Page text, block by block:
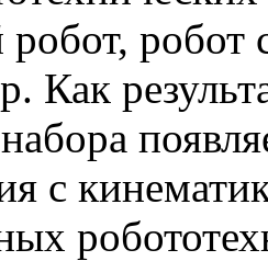
Как
с